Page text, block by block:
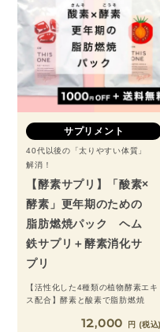
サプリメント
40代以後の「太りやすい体質」
解消！
【酵素サプリ】「酸素×
酵素」更年期のための
脂肪燃焼パック ヘム
鉄サプリ＋酵素消化サ
プリ
【活性化した4種類の植物酵素エキ
ス配合】酵素と酸素で脂肪燃焼
12,000 税込